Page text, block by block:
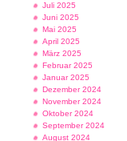
Juli 2025
Juni 2025
Mai 2025
April 2025
März 2025
Februar 2025
Januar 2025
Dezember 2024
November 2024
Oktober 2024
September 2024
August 2024